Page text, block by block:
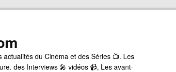
actualités du Cinéma et des Séries 📺. Les
des Interviews 🎤 vidéos 📹, Les avant-